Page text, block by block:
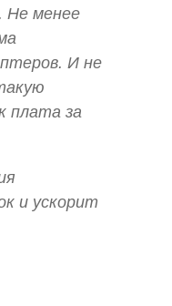
Не менее
И не
плата за
и ускорит